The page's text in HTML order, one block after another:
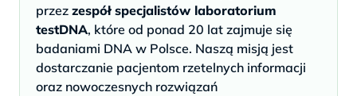
przez zespół specjalistów laboratorium
testDNA, które od ponad 20 lat zajmuje się
badaniami DNA w Polsce. Naszą misją jest
dostarczanie pacjentom rzetelnych informacji
oraz nowoczesnych rozwiązań